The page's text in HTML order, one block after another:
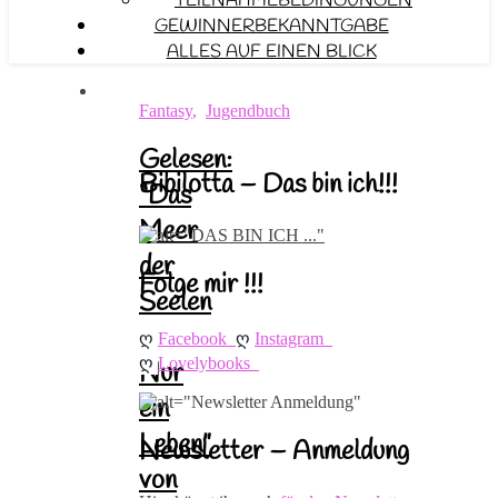
GEWINNERBEKANNTGABE
ALLES AUF EINEN BLICK
Fantasy, Jugendbuch
Gelesen:
“Das
Meer
der
Seelen
–
Nur
ein
Leben”
von
Bibilotta – Das bin ich!!!
Folge mir !!!
ღ Facebook ღ Instagram
ღ Lovelybooks
Newsletter – Anmeldung